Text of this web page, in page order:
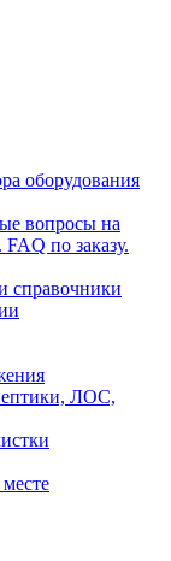
оборудования
вопросы на
FAQ по заказу.
справочники
ЛОС,